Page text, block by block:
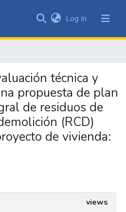
&
All of DSpace
Log In (current)
técnica y
propuesta de plan
de residuos de
(RCD)
de vivienda:
views